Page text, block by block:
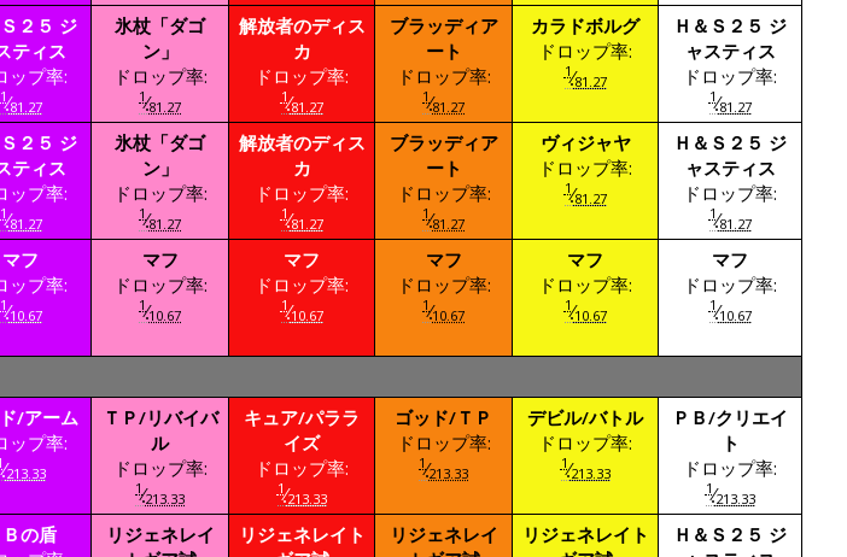
２５ ジ
ティス
ップ率:
1⁄81.27
氷杖「ダゴ
ン」
ドロップ率:
1⁄81.27
解放者のディス
カ
ドロップ率:
1⁄81.27
ブラッディア
ート
ドロップ率:
1⁄81.27
カラドボルグ
ドロップ率:
1⁄81.27
Ｈ＆Ｓ２５ ジ
ャスティス
ドロップ率:
1⁄81.27
２５ ジ
ティス
ップ率:
1⁄81.27
氷杖「ダゴ
ン」
ドロップ率:
1⁄81.27
解放者のディス
カ
ドロップ率:
1⁄81.27
ブラッディア
ート
ドロップ率:
1⁄81.27
ヴィジャヤ
ドロップ率:
1⁄81.27
Ｈ＆Ｓ２５ ジ
ャスティス
ドロップ率:
1⁄81.27
マフ
ップ率:
1⁄10.67
マフ
ドロップ率:
1⁄10.67
マフ
ドロップ率:
1⁄10.67
マフ
ドロップ率:
1⁄10.67
マフ
ドロップ率:
1⁄10.67
マフ
ドロップ率:
1⁄10.67
/アーム
ップ率:
⁄213.33
ＴＰ/リバイバ
ル
ドロップ率:
1⁄213.33
キュア/パララ
イズ
ドロップ率:
1⁄213.33
ゴッド/ＴＰ
ドロップ率:
1⁄213.33
デビル/バトル
ドロップ率:
1⁄213.33
ＰＢ/クリエイ
ト
ドロップ率:
1⁄213.33
Ｂの盾
リジェネレイ
リジェネレイト
リジェネレイ
リジェネレイト
Ｈ＆Ｓ２５ ジ